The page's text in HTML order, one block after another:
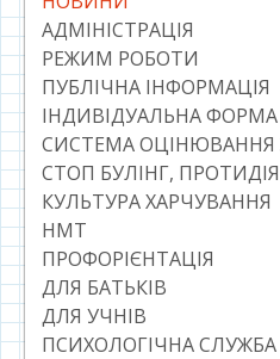
АДМІНІСТРАЦІЯ
РЕЖИМ РОБОТИ
ПУБЛІЧНА ІНФОРМАЦІЯ
ІНДИВІДУАЛЬНА
СИСТЕМА ОЦІНЮВАННЯ
СТОП БУЛІНГ,
КУЛЬТУРА ХАРЧУВАННЯ
НМТ
ПРОФОРІЄНТАЦІЯ
ДЛЯ БАТЬКІВ
ДЛЯ УЧНІВ
ПСИХОЛОГІЧНА